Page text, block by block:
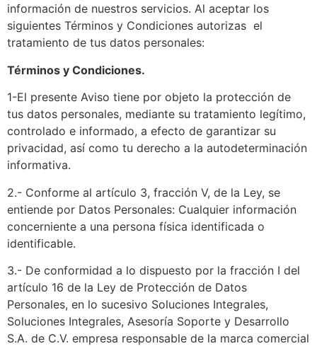
información de nuestros servicios. Al aceptar los
siguientes Términos y Condiciones autorizas el
tratamiento de tus datos personales:
Términos y Condiciones.
1-El presente Aviso tiene por objeto la protección de
tus datos personales, mediante su tratamiento legítimo,
controlado e informado, a efecto de garantizar su
privacidad, así como tu derecho a la autodeterminación
informativa.
2.- Conforme al artículo 3, fracción V, de la Ley, se
entiende por Datos Personales: Cualquier información
concerniente a una persona física identificada o
identificable.
3.- De conformidad a lo dispuesto por la fracción I del
artículo 16 de la Ley de Protección de Datos
Personales, en lo sucesivo Soluciones Integrales,
Soluciones Integrales, Asesoría Soporte y Desarrollo
S.A. de C.V. empresa responsable de la marca comercial